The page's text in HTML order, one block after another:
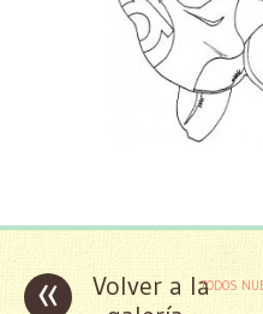
«
Volver a laTODOS